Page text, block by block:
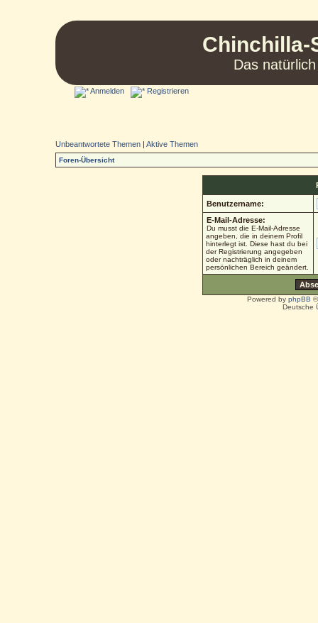
Chinchilla-
Das
Anmelden Registrieren
Unbeantwortete Themen |Aktive Themen
Foren-Übersicht
Benutzername:
E-Mail-Adresse:
Du musst die E-Mail-Adresse
angeben, die in deinem Profil
hinterlegt ist. Diese hast du bei
der Registrierung angegeben
oder nachträglich in deinem
persönlichen Bereich geändert.
Powered by phpBB
Deutsche